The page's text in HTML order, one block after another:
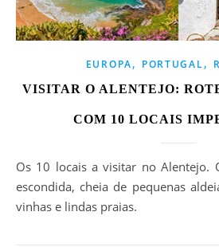
EUROPA, PORTUGAL,
VISITAR O ALENTEJO:
COM 10 LOCAIS
Os 10 locais a visitar no Alentejo. O Alentejo é uma joia
escondida, cheia de pequenas
vinhas e lindas praias.